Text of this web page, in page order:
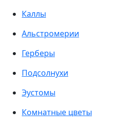
Каллы
Альстромерии
Герберы
Подсолнухи
Эустомы
Комнатные цветы